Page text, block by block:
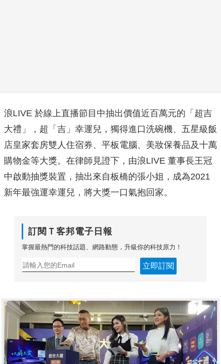
浪LIVE 於線上直播節目中抽出價值近百萬元的「超吉
大禮」，超「吉」幸運兒，獨得進口洗碗機、五星級飯
店皇家套房雙人住宿券、平板電腦、美妝保養品及十萬
購物金等大獎。在律師見證下，由浪LIVE 董事長王冠
中啟動抽獎裝置，抽出來自板橋的張小姐，成為2021
新年最強運幸運兒，將大獎一口氣抱回家。
訂閱Ｔ客邦電子日報
掌握最熱門的科技話題、網路動態，升級你的科技原力！
立即訂閱